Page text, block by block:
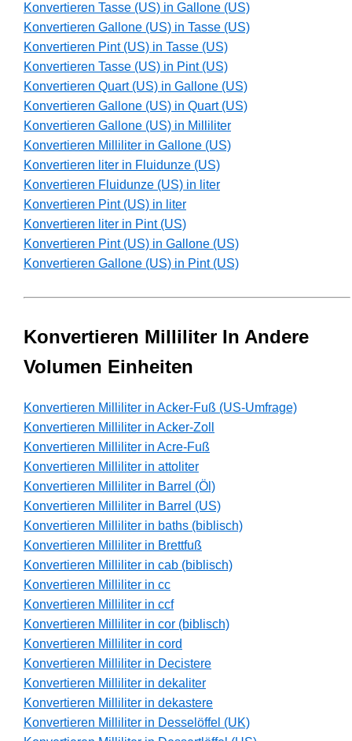
Konvertieren Tasse (US) in Gallone (US)
Konvertieren Gallone (US) in Tasse (US)
Konvertieren Pint (US) in Tasse (US)
Konvertieren Tasse (US) in Pint (US)
Konvertieren Quart (US) in Gallone (US)
Konvertieren Gallone (US) in Quart (US)
Konvertieren Gallone (US) in Milliliter
Konvertieren Milliliter in Gallone (US)
Konvertieren liter in Fluidunze (US)
Konvertieren Fluidunze (US) in liter
Konvertieren Pint (US) in liter
Konvertieren liter in Pint (US)
Konvertieren Pint (US) in Gallone (US)
Konvertieren Gallone (US) in Pint (US)
Konvertieren Milliliter In Andere
Volumen Einheiten
Konvertieren Milliliter in Acker-Fuß (US-Umfrage)
Konvertieren Milliliter in Acker-Zoll
Konvertieren Milliliter in Acre-Fuß
Konvertieren Milliliter in attoliter
Konvertieren Milliliter in Barrel (Öl)
Konvertieren Milliliter in Barrel (US)
Konvertieren Milliliter in baths (biblisch)
Konvertieren Milliliter in Brettfuß
Konvertieren Milliliter in cab (biblisch)
Konvertieren Milliliter in cc
Konvertieren Milliliter in ccf
Konvertieren Milliliter in cor (biblisch)
Konvertieren Milliliter in cord
Konvertieren Milliliter in Decistere
Konvertieren Milliliter in dekaliter
Konvertieren Milliliter in dekastere
Konvertieren Milliliter in Desselöffel (UK)